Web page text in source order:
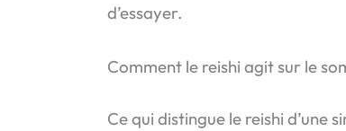
d’essayer.
Comment le reishi agit sur le
Ce qui distingue le reishi d’une